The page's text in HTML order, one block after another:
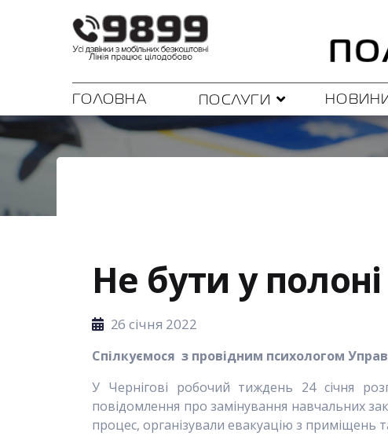
ГОЛОВНА ПОСЛУГИ
Не бути у
26 січня 2022
Спілкуємося з провідним психологом
У Чернігові робочий тиждень 24 січня
повідомлення про замінування навчальних
процес, організували евакуацію з приміщень